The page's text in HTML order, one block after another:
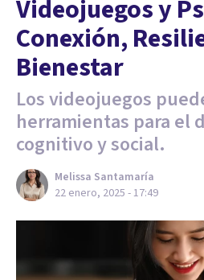
Videojuegos y
Conexión,
Bienestar
Los videojuegos
herramientas para el
cognitivo y social.
Melissa Santamaría
22 enero, 2025 - 17:49